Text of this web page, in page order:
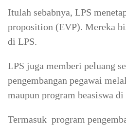
Itulah sebabnya, LPS
proposition (EVP). Mereka
di LPS.
LPS juga memberi peluang
pengembangan pegawai
maupun program beasiswa
Termasuk program